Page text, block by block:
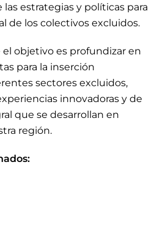
estrategias y políticas para
de los colectivos excluidos.
objetivo es profundizar en
para la inserción
sectores excluidos,
innovadoras y de
que se desarrollan en
región.